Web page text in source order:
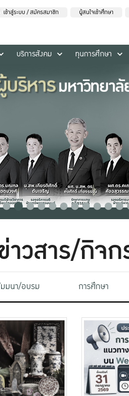
เข้าสู่ระบบ / สมัครสมาชิก ผู้สนใจเข้าศึกษา
บริการสังคม ทุนการศึกษา
าวสาร/กิจ
มนา/อบรม การศึกษา